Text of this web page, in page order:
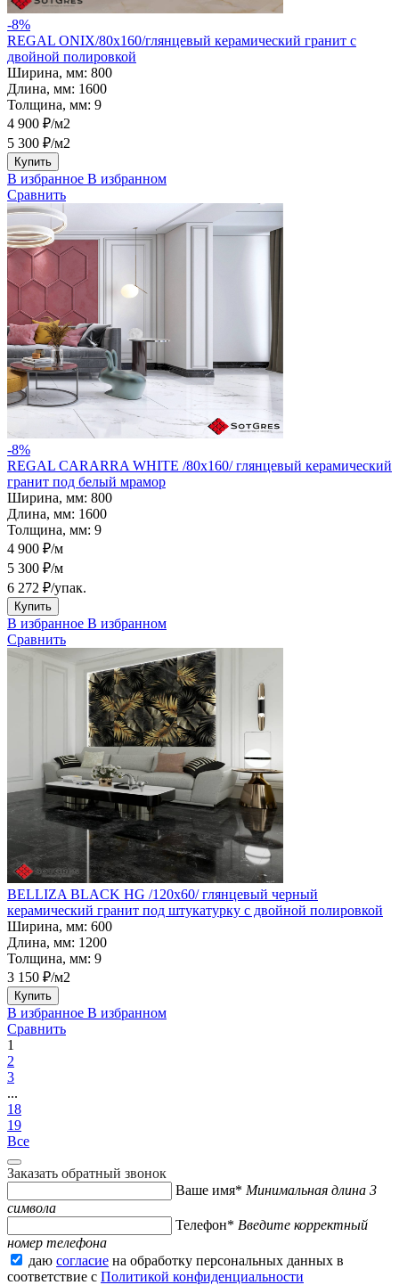
-8%
REGAL ONIX/80х160/глянцевый керамический гранит с
двойной полировкой
Ширина, мм: 800
Длина, мм: 1600
Толщина, мм: 9
4 900 ₽/м2
5 300 ₽/м2
Купить
В избранное В избранном
Сравнить
-8%
REGAL CARARRA WHITE /80х160/ глянцевый керамический
гранит под белый мрамор
Ширина, мм: 800
Длина, мм: 1600
Толщина, мм: 9
4 900 ₽/м
5 300 ₽/м
6 272 ₽/упак.
Купить
В избранное В избранном
Сравнить
BELLIZA BLACK HG /120х60/ глянцевый черный
керамический гранит под штукатурку с двойной полировкой
Ширина, мм: 600
Длина, мм: 1200
Толщина, мм: 9
3 150 ₽/м2
Купить
В избранное В избранном
Сравнить
1
2
3
...
18
19
Все
Заказать обратный звонок
Ваше имя* Минимальная длина 3
символа
Телефон* Введите корректный
номер телефона
даю согласие на обработку персональных данных в
соответствие с Политикой конфиденциальности